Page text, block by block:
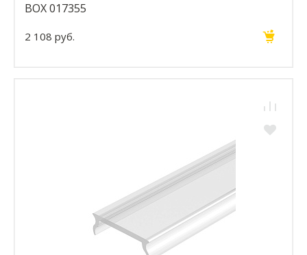
BOX 017355
2 108 руб.